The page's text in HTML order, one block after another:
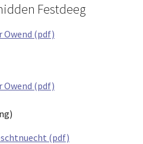
Festdeeg
Owend (pdf)
Owend (pdf)
(pdf)